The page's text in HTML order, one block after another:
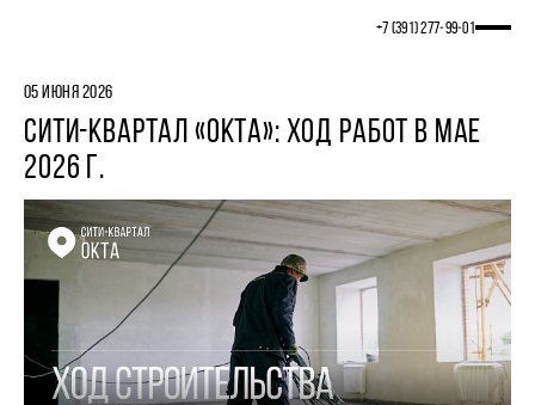
+7 (391) 277‒99‒01
05 ИЮНЯ 2026
СИТИ-КВАРТАЛ «ОКТА»: ХОД РАБОТ В МАЕ
2026 Г.